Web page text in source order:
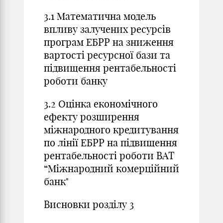
3.1 Математична модель
впливу залучених ресурсів
програм ЕБРР на зниження
вартості ресурсної бази та
підвищення рентабельності
роботи банку
3.2 Оцінка економічного
ефекту розширення
міжнародного кредитування
по лінії ЕБРР на підвищення
рентабельності роботи ВАТ
“Міжнародний комерційний
банк"
Висновки розділу 3